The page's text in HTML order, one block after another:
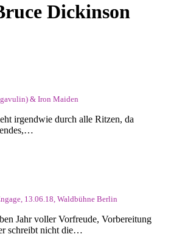
Dickinson
& Iron Maiden
irgendwie durch alle Ritzen, da
13.06.18, Waldbühne Berlin
Jahr voller Vorfreude, Vorbereitung
schreibt nicht die…